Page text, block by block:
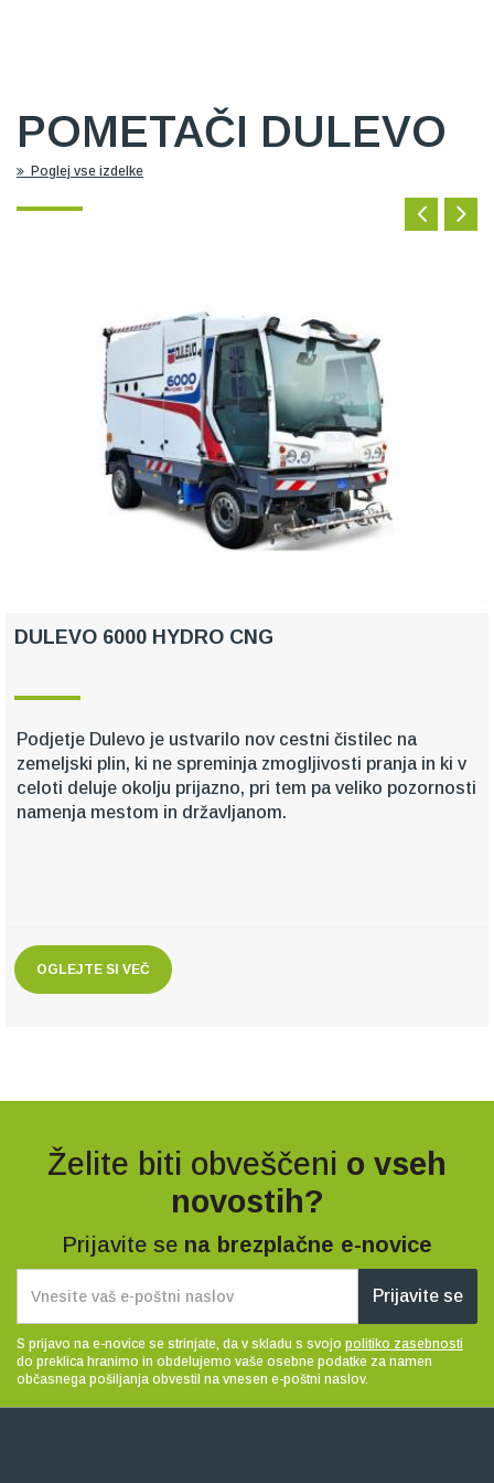
POMETAČI DULEVO
Poglej vse izdelke
DULEVO 6000 HYDRO CNG
Podjetje Dulevo je ustvarilo nov cestni čistilec na
zemeljski plin, ki ne spreminja zmogljivosti pranja in ki v
celoti deluje okolju prijazno, pri tem pa veliko pozornosti
namenja mestom in državljanom.
OGLEJTE SI VEČ
Želite biti obveščeni o vseh
novostih?
Prijavite se na brezplačne e-novice
Prijavite se
S prijavo na e-novice se strinjate, da v skladu s svojo politiko zasebnosti
do preklica hranimo in obdelujemo vaše osebne podatke za namen
občasnega pošiljanja obvestil na vnesen e-poštni naslov.